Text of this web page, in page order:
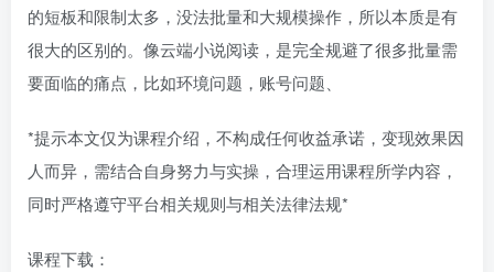
的短板和限制太多，没法批量和大规模操作，所以本质是有
很大的区别的。像云端小说阅读，是完全规避了很多批量需
要面临的痛点，比如环境问题，账号问题、
*提示本文仅为课程介绍，不构成任何收益承诺，变现效果因
人而异，需结合自身努力与实操，合理运用课程所学内容，
同时严格遵守平台相关规则与相关法律法规*
课程下载：